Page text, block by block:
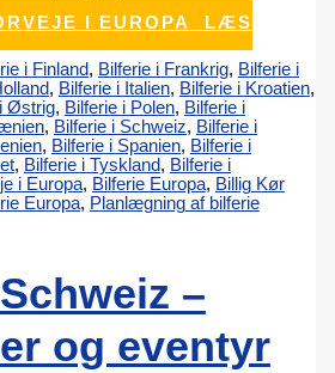
I EUROPA
LÆS
i Finland, Bilferie i Frankrig, Bilferie i
, Bilferie i Italien, Bilferie i Kroatien,
Østrig, Bilferie i Polen, Bilferie i
, Bilferie i Schweiz, Bilferie i
, Bilferie i Spanien, Bilferie i
, Bilferie i Tyskland, Bilferie i
i Europa, Bilferie Europa, Billig Kør
Europa, Planlægning af bilferie
–
og eventyr